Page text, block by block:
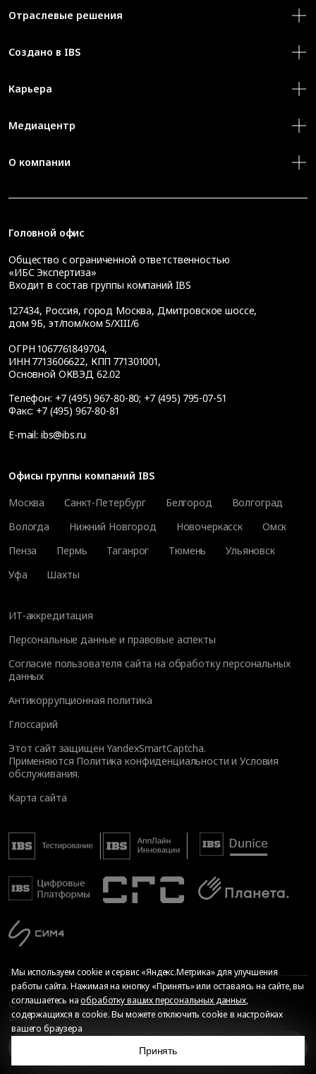
Цели и задачи проекта
Отраслевые решения
Создано в IBS
Карьера
Медиацентр
О компании
Головной офис
Общество с ограниченной ответственностью
«ИБС Экспертиза»
Входит в состав группы компаний IBS
127434, Россия, город Москва, Дмитровское шоссе,
дом 9Б, эт/пом/ком 5/XIII/6
ОГРН 1067761849704,
ИНН 7713606622, КПП 771301001,
Основной ОКВЭД 62.02
Телефон: +7 (495) 967-80-80; +7 (495) 795-07-51
Факс: +7 (495) 967-80-81
E-mail: ibs@ibs.ru
Офисы группы компаний IBS
Москва
Санкт-Петербург Белгород
Волгоград
Вологда
Нижний Новгород Новочеркасск
Омск
Пенза
Пермь Таганрог Тюмень
Ульяновск
Уфа
Шахты
ИТ-аккредитация
Персональные данные и правовые аспекты
Согласие пользователя сайта на обработку персональных
данных
Антикоррупционная политика
Глоссарий
Этот сайт защищен YandexSmartCaptcha.
Применяются Политика конфиденциальности иУсловия
обслуживания.
Карта сайта
© Общество с ограниченной ответственностью «ИБС
Экспертиза», 2026. Все права защищены
Сопровождение сайта
Мы используем cookie и сервис «Яндекс.Метрика» для улучшения
работы сайта. Нажимая на кнопку «Принять» или оставаясь на сайте, вы
соглашаетесь наобработку ваших персональных данных,
содержащихся в cookie. Вы можете отключить cookie в настройках
вашего браузера
Принять